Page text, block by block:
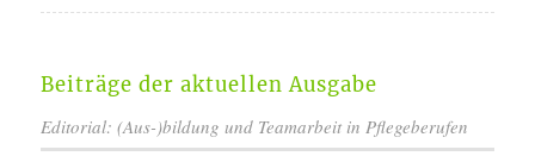
Beiträge der aktuellen Ausgabe
Editorial: (Aus-)bildung und Teamarbeit in Pflegeberufen